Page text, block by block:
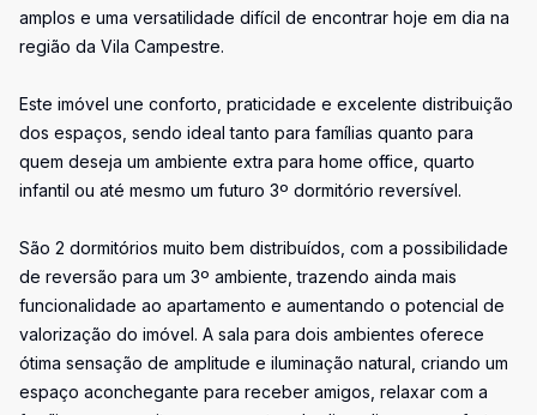
amplos e uma versatilidade difícil de encontrar hoje em dia na
região da Vila Campestre.
Este imóvel une conforto, praticidade e excelente distribuição
dos espaços, sendo ideal tanto para famílias quanto para
quem deseja um ambiente extra para home office, quarto
infantil ou até mesmo um futuro 3º dormitório reversível.
São 2 dormitórios muito bem distribuídos, com a possibilidade
de reversão para um 3º ambiente, trazendo ainda mais
funcionalidade ao apartamento e aumentando o potencial de
valorização do imóvel. A sala para dois ambientes oferece
ótima sensação de amplitude e iluminação natural, criando um
espaço aconchegante para receber amigos, relaxar com a